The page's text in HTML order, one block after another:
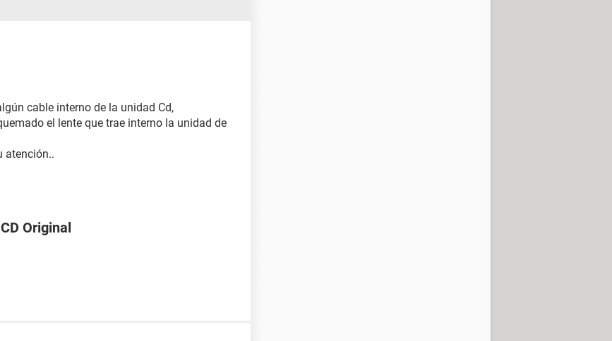
cable interno de la unidad Cd,
el lente que trae interno la unidad de
atención..
Original